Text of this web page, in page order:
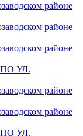
районе
районе
районе
УЛ.
районе
районе
УЛ.